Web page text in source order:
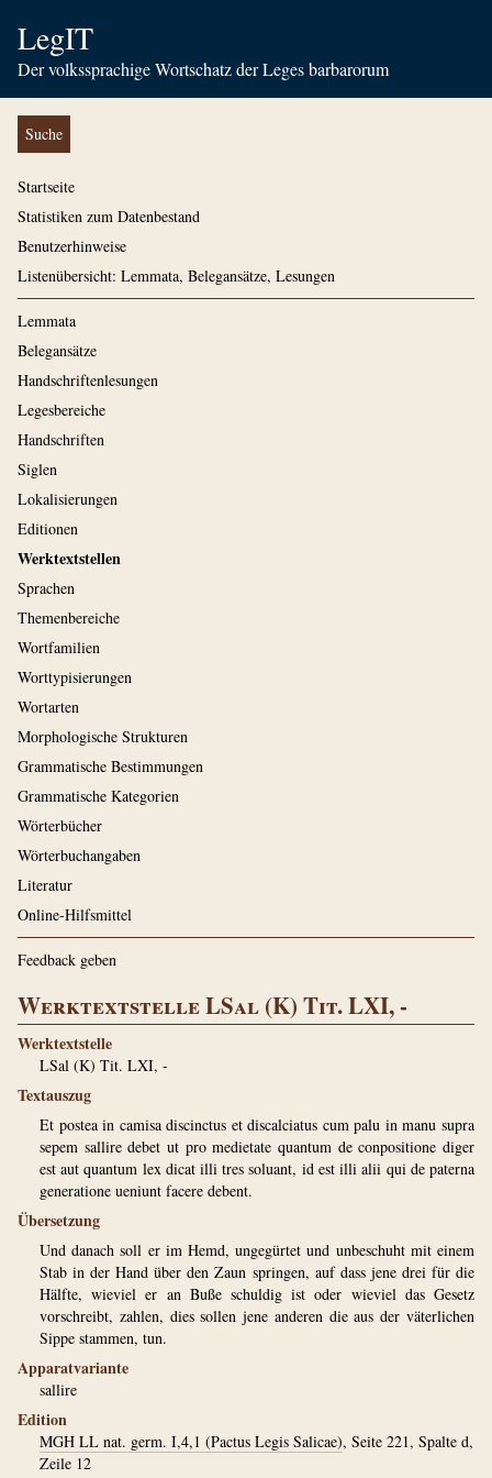
LegIT
Der volkssprachige Wortschatz der Leges barbarorum
Suche
Startseite
Statistiken zum Datenbestand
Benutzerhinweise
Listenübersicht: Lemmata, Belegansätze, Lesungen
Lemmata
Belegansätze
Handschriftenlesungen
Legesbereiche
Handschriften
Siglen
Lokalisierungen
Editionen
Werktextstellen
Sprachen
Themenbereiche
Wortfamilien
Worttypisierungen
Wortarten
Morphologische Strukturen
Grammatische Bestimmungen
Grammatische Kategorien
Wörterbücher
Wörterbuchangaben
Literatur
Online-Hilfsmittel
Feedback geben
Werktextstelle LSal (K) Tit. LXI, -
Werktextstelle
LSal (K) Tit. LXI, -
Textauszug
Et postea in camisa discinctus et discalciatus cum palu in manu supra
sepem sallire debet ut pro medietate quantum de conpositione diger
est aut quantum lex dicat illi tres soluant, id est illi alii qui de paterna
generatione ueniunt facere debent.
Übersetzung
Und danach soll er im Hemd, ungegürtet und unbeschuht mit einem
Stab in der Hand über den Zaun springen, auf dass jene drei für die
Hälfte, wieviel er an Buße schuldig ist oder wieviel das Gesetz
vorschreibt, zahlen, dies sollen jene anderen die aus der väterlichen
Sippe stammen, tun.
Apparatvariante
sallire
Edition
MGH LL nat. germ. I,4,1 (Pactus Legis Salicae), Seite 221, Spalte d,
Zeile 12